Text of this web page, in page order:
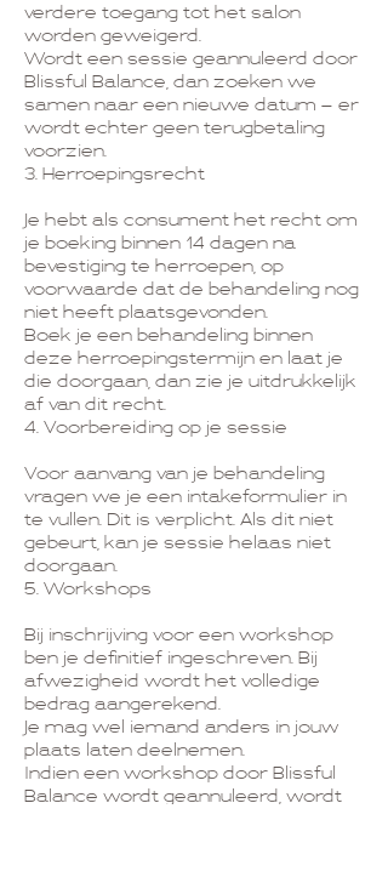
verdere toegang tot het salon
worden geweigerd.
Wordt een sessie geannuleerd door
Blissful Balance, dan zoeken we
samen naar een nieuwe datum – er
wordt echter geen terugbetaling
voorzien.
3. Herroepingsrecht
Je hebt als consument het recht om
je boeking binnen 14 dagen na
bevestiging te herroepen, op
voorwaarde dat de behandeling nog
niet heeft plaatsgevonden.
Boek je een behandeling binnen
deze herroepingstermijn en laat je
die doorgaan, dan zie je uitdrukkelijk
af van dit recht.
4. Voorbereiding op je sessie
Voor aanvang van je behandeling
vragen we je een intakeformulier in
te vullen. Dit is verplicht. Als dit niet
gebeurt, kan je sessie helaas niet
doorgaan.
5. Workshops
Bij inschrijving voor een workshop
ben je definitief ingeschreven. Bij
afwezigheid wordt het volledige
bedrag aangerekend.
Je mag wel iemand anders in jouw
plaats laten deelnemen.
Indien een workshop door Blissful
Balance wordt geannuleerd, wordt